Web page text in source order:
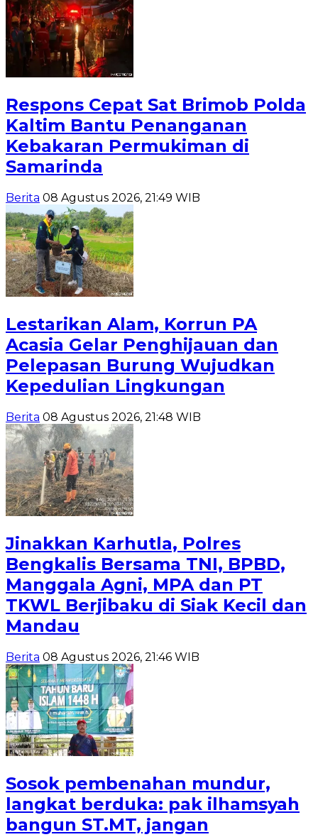
Respons Cepat Sat Brimob Polda
Kaltim Bantu Penanganan
Kebakaran Permukiman di
Samarinda
Berita 08 Agustus 2026, 21:49 WIB
Lestarikan Alam, Korrun PA
Acasia Gelar Penghijauan dan
Pelepasan Burung Wujudkan
Kepedulian Lingkungan
Berita 08 Agustus 2026, 21:48 WIB
Jinakkan Karhutla, Polres
Bengkalis Bersama TNI, BPBD,
Manggala Agni, MPA dan PT
TKWL Berjibaku di Siak Kecil dan
Mandau
Berita 08 Agustus 2026, 21:46 WIB
Sosok pembenahan mundur,
langkat berduka: pak ilhamsyah
bangun ST.MT, jangan